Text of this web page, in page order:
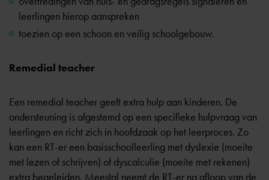
leerlingen hierop aanspreken
toezien op een schoon en veilig schoolgebouw.
Remedial teacher
Een remedial teacher geeft extra hulp aan kinderen. De
ondersteuning is afgestemd op een specifieke hulpvraag van
leerlingen en richt zich in hoofdzaak op het leerproces. Zo
kan een RT-er een basisschoolleerling met dyslexie (moeite
met lezen of schrijven) of dyscalculie (moeite met rekenen)
extra begeleiden. Meestal neemt de RT-er na afloop van de